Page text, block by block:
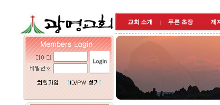
교회 소개 푸른 초장 제